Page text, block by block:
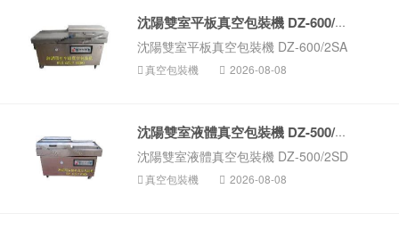
沈陽雙室平板真空包裝機 DZ-600/2SA
沈陽雙室平板真空包裝機 DZ-600/2SA
真空包裝機 2026-08-08
沈陽雙室液體真空包裝機 DZ-500/2SD
沈陽雙室液體真空包裝機 DZ-500/2SD
真空包裝機 2026-08-08